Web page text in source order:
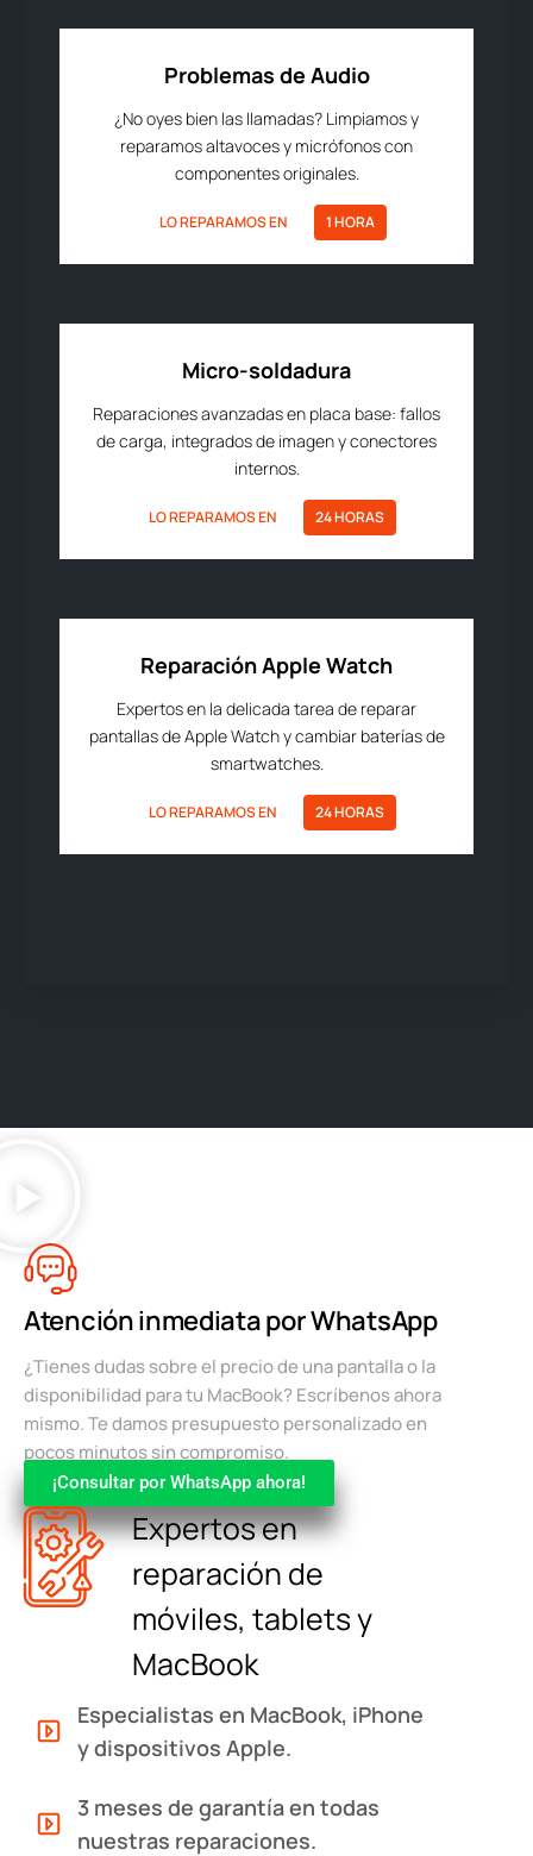
Problemas de Audio
¿No oyes bien las llamadas? Limpiamos y
reparamos altavoces y micrófonos con
componentes originales.
LO REPARAMOS EN 1 HORA
Micro-soldadura
Reparaciones avanzadas en placa base: fallos
de carga, integrados de imagen y conectores
internos.
LO REPARAMOS EN 24 HORAS
Reparación Apple Watch
Expertos en la delicada tarea de reparar
pantallas de Apple Watch y cambiar baterías de
smartwatches.
LO REPARAMOS EN 24 HORAS
Atención inmediata por WhatsApp
¿Tienes dudas sobre el precio de una pantalla o la
disponibilidad para tu MacBook? Escríbenos ahora
mismo. Te damos presupuesto personalizado en
pocos minutos sin compromiso.
¡Consultar por WhatsApp ahora!
Expertos en
reparación de
móviles, tablets y
MacBook
Especialistas en MacBook, iPhone
y dispositivos Apple.
3 meses de garantía en todas
nuestras reparaciones.